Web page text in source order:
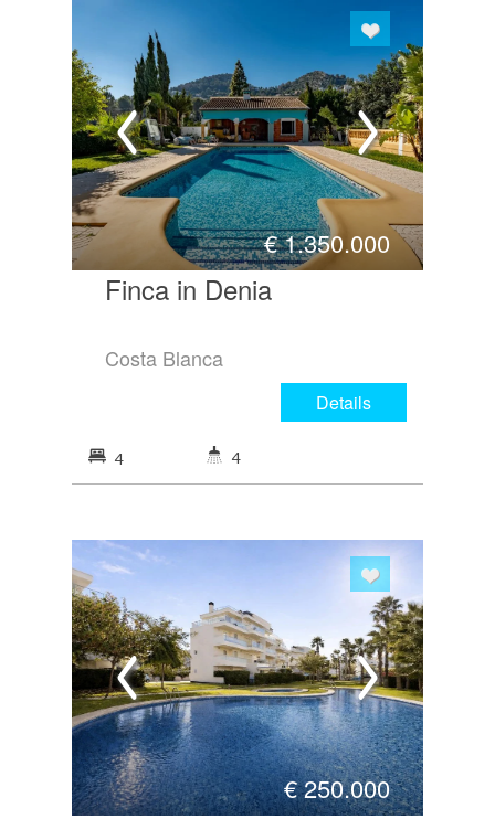
€1.350.000
Finca in Denia
Costa Blanca
Details
4 4
€250.000